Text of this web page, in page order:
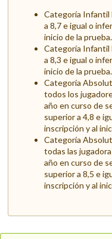
Categoría Infantil
a 8,7 e igual o
inicio de la prueba.
Categoría Infantil
a 8,3 e igual o
inicio de la prueba.
Categoría
todos los
año en curso de
superior a 4,8 e
inscripción y al
Categoría
todas las
año en curso de
superior a 8,5 e
inscripción y al